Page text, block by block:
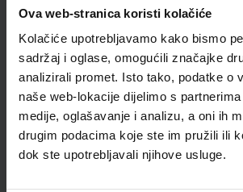
Ova web-stranica koristi kolačiće
Kolačiće upotrebljavamo kako bismo
sadržaj i oglase, omogućili značajke
analizirali promet. Isto tako, podatke o
naše web-lokacije dijelimo s
medije, oglašavanje i analizu, a oni ih
drugim podacima koje ste im pružili ili
dok ste upotrebljavali njihove usluge.
ŠIFRA OMOTA: 500261
Udžbenik Omot
MOJA ZEMLJA 3; udžbenik iz geografije za
osnovne škole
Autor(i):Kožul Krpes Samardžić Vukelić
Nakladnik:ALFA d.d. Registarski broj
SKU: CIJENA: